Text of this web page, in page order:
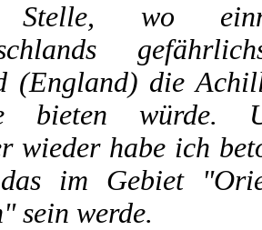
wo
(England) die
bieten würde.
wieder habe ich
im Gebiet
sein werde.